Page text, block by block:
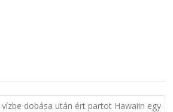
vízbe dobása után ért partot Hawaiin egy